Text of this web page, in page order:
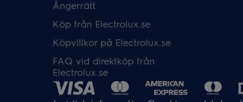
Ångerrätt
Köp från Electrolux.se
Köpvillkor på Electrolux.se
FAQ vid direktköp från
Electrolux.se